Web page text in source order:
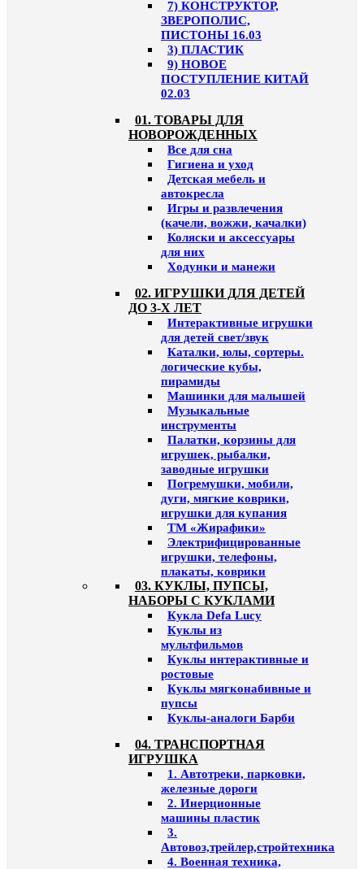
7) КОНСТРУКТОР,
ЗВЕРОПОЛИС,
ПИСТОНЫ 16.03
3) ПЛАСТИК
9) НОВОЕ
ПОСТУПЛЕНИЕ КИТАЙ
02.03
01. ТОВАРЫ ДЛЯ
НОВОРОЖДЕННЫХ
Все для сна
Гигиена и уход
Детская мебель и
автокресла
Игры и развлечения
(качели, вожжи, качалки)
Коляски и аксессуары
для них
Ходунки и манежи
02. ИГРУШКИ ДЛЯ ДЕТЕЙ
ДО 3-Х ЛЕТ
Интерактивные игрушки
для детей свет/звук
Каталки, юлы, сортеры.
логические кубы,
пирамиды
Машинки для малышей
Музыкальные
инструменты
Палатки, корзины для
игрушек, рыбалки,
заводные игрушки
Погремушки, мобили,
дуги, мягкие коврики,
игрушки для купания
ТМ «Жирафики»
Электрифицированные
игрушки, телефоны,
плакаты, коврики
03. КУКЛЫ, ПУПСЫ,
НАБОРЫ С КУКЛАМИ
Кукла Defa Lucy
Куклы из
мультфильмов
Куклы интерактивные и
ростовые
Куклы мягконабивные и
пупсы
Куклы-аналоги Барби
04. ТРАНСПОРТНАЯ
ИГРУШКА
1. Автотреки, парковки,
железные дороги
2. Инерционные
машины пластик
3.
Автовоз,трейлер,стройтехника
4. Военная техника,